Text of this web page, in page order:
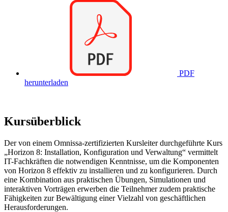
PDF
herunterladen
Kursüberblick
Der von einem Omnissa-zertifizierten Kursleiter durchgeführte Kurs
„Horizon 8: Installation, Konfiguration und Verwaltung“ vermittelt
IT-Fachkräften die notwendigen Kenntnisse, um die Komponenten
von Horizon 8 effektiv zu installieren und zu konfigurieren. Durch
eine Kombination aus praktischen Übungen, Simulationen und
interaktiven Vorträgen erwerben die Teilnehmer zudem praktische
Fähigkeiten zur Bewältigung einer Vielzahl von geschäftlichen
Herausforderungen.